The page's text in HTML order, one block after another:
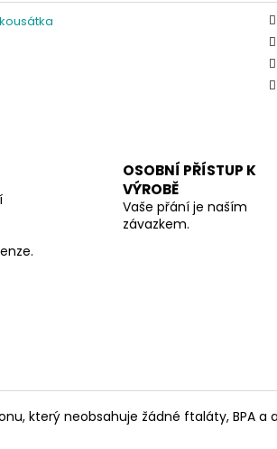
OSOBNÍ PŘÍSTUP K
VÝROBĚ
Vaše přání je naším
závazkem.
který neobsahuje žádné ftaláty, BPA a